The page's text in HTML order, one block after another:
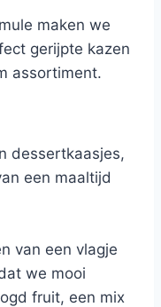
maken we
gerijpte kazen
assortiment.
dessertkaasjes,
een maaltijd
van een vlagje
we mooi
fruit, een mix